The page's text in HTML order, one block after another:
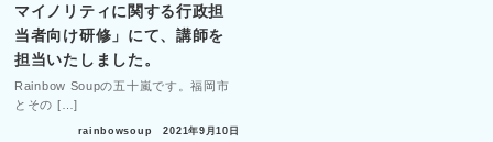
マイノリティに関する行政担
当者向け研修」にて、講師を
担当いたしました。
Rainbow Soupの五十嵐です。福岡市
とその […]
rainbowsoup 2021年9月10日